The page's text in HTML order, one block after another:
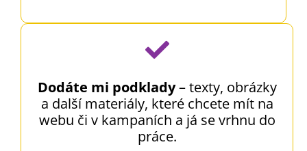
Dodáte mi podklady– texty, obrázky
a další materiály, které chcete mít na
webu či v kampaních a já se vrhnu do
práce.